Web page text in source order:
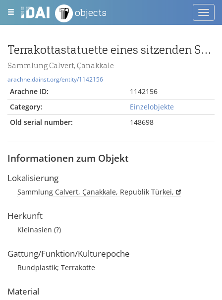
objects
Terrakottastatuette eines sitzenden Silens
Sammlung Calvert, Çanakkale
arachne.dainst.org/entity/1142156
Arachne ID:
1142156
Category:
Einzelobjekte
Old serial number:
148698
Informationen zum Objekt
Lokalisierung
Sammlung Calvert, Çanakkale, Republik Türkei,
Herkunft
Kleinasien (?)
Gattung/Funktion/Kulturepoche
Rundplastik; Terrakotte
Material